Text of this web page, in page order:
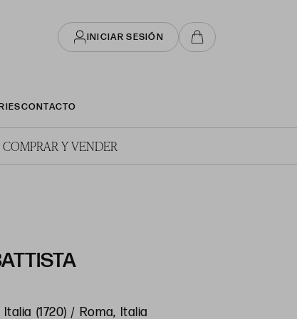
INICIAR SESIÓN
CONTACTO
Y VENDER
(1720) / Roma, Italia